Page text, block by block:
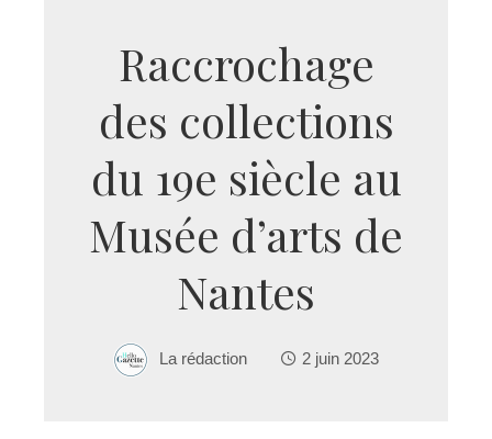
Raccrochage
des collections
du 19e siècle au
Musée d’arts de
Nantes
La rédaction 2 juin 2023